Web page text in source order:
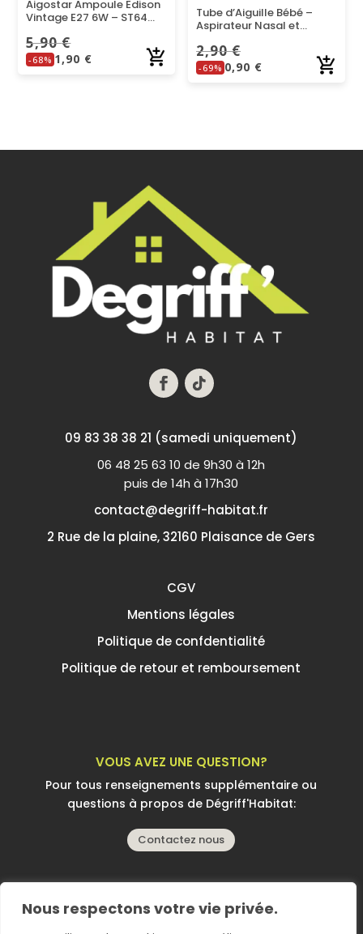
Nous respectons votre vie privée.
Aigostar Ampoule Edison
Vintage E27 6W – ST64
5,90€
-68% 1,90 €
Tube d’Aiguille Bébé –
Aspirateur Nasal et
Enfant
2,90€
-69% 0,90 €
09 83 38 38 21 (samedi uniquement)
06 48 25 63 10 de 9h30 à 12h
puis de 14h à 17h30
contact@degriff-habitat.fr
2 Rue de la plaine, 32160 Plaisance de Gers
CGV
Mentions légales
Politique de confdentialité
Politique de retour et remboursement
VOUS AVEZ UNE QUESTION?
Pour tous renseignements supplémentaire ou
questions à propos de Dégriff'Habitat:
Contactez nous